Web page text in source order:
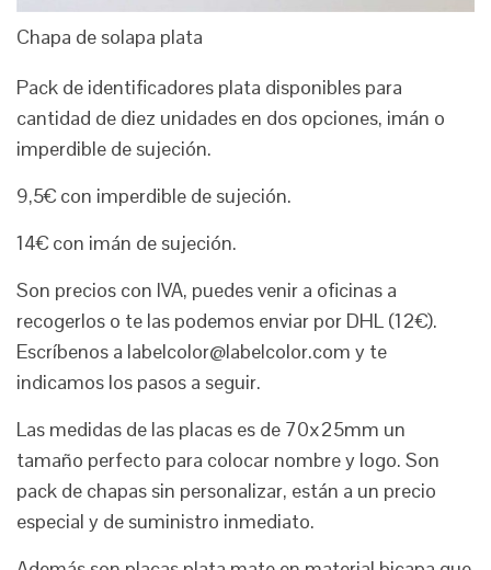
Chapa de solapa plata
Pack de identificadores plata disponibles para
cantidad de diez unidades en dos opciones, imán o
imperdible de sujeción.
9,5€ con imperdible de sujeción.
14€ con imán de sujeción.
Son precios con IVA, puedes venir a oficinas a
recogerlos o te las podemos enviar por DHL (12€).
Escríbenos a labelcolor@labelcolor.com y te
indicamos los pasos a seguir.
Las medidas de las placas es de 70x25mm un
tamaño perfecto para colocar nombre y logo. Son
pack de chapas sin personalizar, están a un precio
especial y de suministro inmediato.